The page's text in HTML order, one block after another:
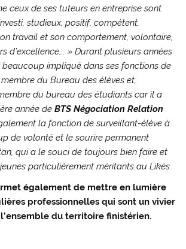
ceux de ses tuteurs en entreprise sont
studieux, positif, compétent,
travail et son comportement, volontaire,
d’excellence…. » Durant plusieurs années
beaucoup impliqué dans ses fonctions de
du Bureau des élèves et,
du bureau des étudiants car il a
année deBTS Négociation Relation
la fonction de surveillant-élève à
de volonté et le sourire permanent
qui a le souci de toujours bien faire et
particulièrement méritants au Likès.
également de mettre en lumière
professionnelles qui sont un vivier
du territoire finistérien.